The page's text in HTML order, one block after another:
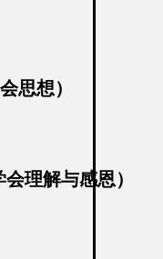
思想）
理解与感恩）